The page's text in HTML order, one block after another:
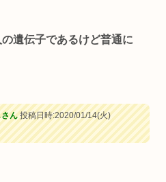
遺伝子であるけど普通に
ん投稿日時:2020/01/14(火)